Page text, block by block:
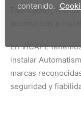
Fabricación,
automáticas e
En VICAPE
instalar
marcas
seguridad y
contenido.